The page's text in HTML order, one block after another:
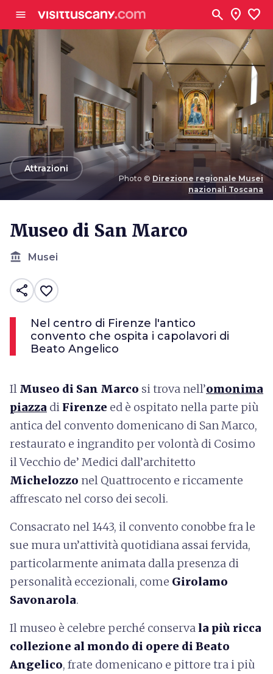
menu search location_on favorite
Toscana
Photo © Direzione regionale Musei
nazionali Toscana
arrow_back
Attrazioni
Museo di San Marco
account_balance Musei
share favorite_border
Nel centro di Firenze l'antico
convento che ospita i capolavori di
Beato Angelico
Il Museo di San Marco si trova nell’omonima
piazza di Firenze ed è ospitato nella parte più
antica del convento domenicano di San Marco,
restaurato e ingrandito per volontà di Cosimo
il Vecchio de’ Medici dall’architetto
Michelozzo nel Quattrocento e riccamente
affrescato nel corso dei secoli.
Consacrato nel 1443, il convento conobbe fra le
sue mura un’attività quotidiana assai fervida,
particolarmente animata dalla presenza di
personalità eccezionali, come Girolamo
Savonarola.
Il museo è celebre perché conservala più ricca
collezione al mondo di opere di Beato
Angelico, frate domenicano e pittore tra i più